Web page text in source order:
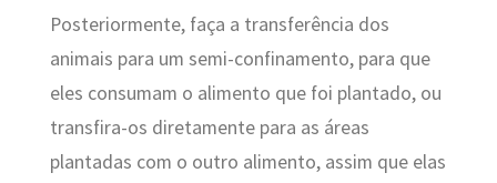
Posteriormente, faça a transferência dos
animais para um semi-confinamento, para que
eles consumam o alimento que foi plantado, ou
transfira-os diretamente para as áreas
plantadas com o outro alimento, assim que elas